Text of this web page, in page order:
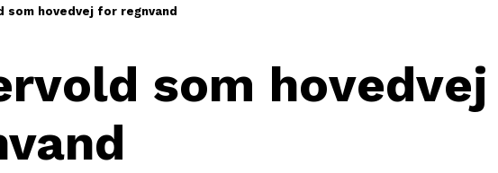
som hovedvej for regnvand
som